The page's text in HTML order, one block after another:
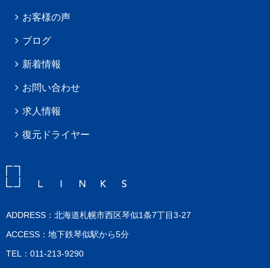
お客様の声
ブログ
新着情報
お問い合わせ
求人情報
復元ドライヤー
ADDRESS：北海道札幌市西区琴似1条7丁目3-27
ACCESS：地下鉄琴似駅から5分
TEL：011-213-9290